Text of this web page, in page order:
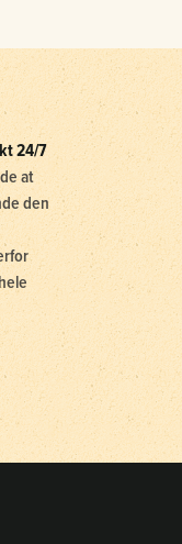
24/7
at
den